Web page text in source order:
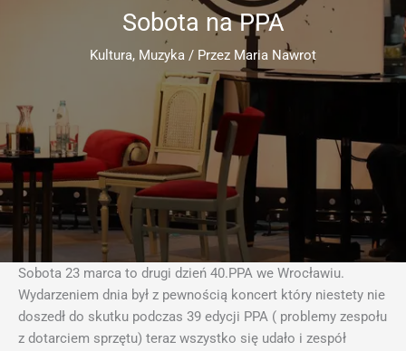
Sobota na PPA
Kultura, Muzyka / Przez Maria Nawrot
Sobota 23 marca to drugi dzień 40.PPA we Wrocławiu.
Wydarzeniem dnia był z pewnością koncert który niestety nie
doszedł do skutku podczas 39 edycji PPA ( problemy zespołu
z dotarciem sprzętu) teraz wszystko się udało i zespół